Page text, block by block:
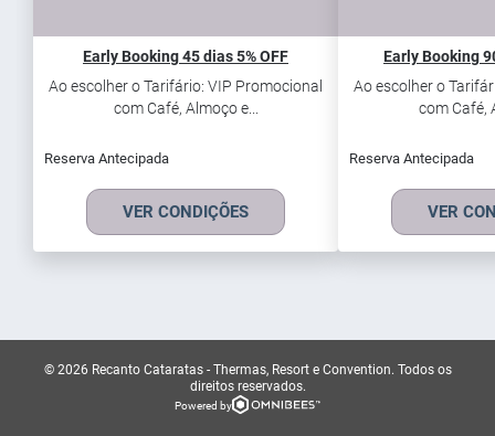
Early Booking 45 dias 5% OFF
Ao escolher o Tarifário: VIP Promocional
com Café, Almoço e...
Reserva Antecipada
VER CONDIÇÕES
Early Booking
Ao escolher o
com Café,
Reserva Antecipada
VER
© 2026 Recanto Cataratas - Thermas, Resort e Convention. Todos os
direitos reservados.
Powered by